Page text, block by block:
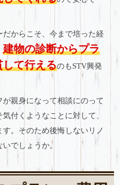
からこそ、今まで培った経
建物の診断からプラ
て行えるのもSTV興発
親身になって相談にのって
付くようなことに対して、
。そのため後悔しないリノ
でしょうか。